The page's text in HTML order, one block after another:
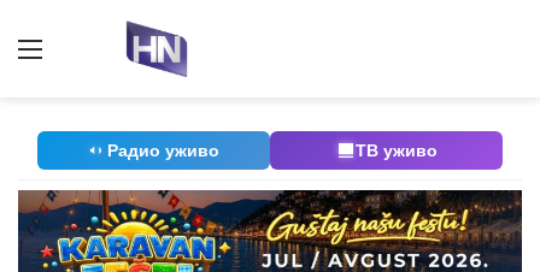
Радио уживо ТВ уживо